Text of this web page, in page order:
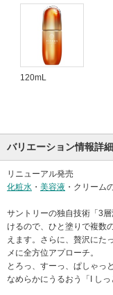
120mL
バリエーション情報詳細
リニューアル発売
化粧水 ・ 美容液 ・クリーム
サントリーの独自技術「3
けるので、ひと塗りで複数
えます。さらに、贅沢にた
メに全方位アプローチ。
とろっ、すーっ、ぱしゃっ
なめらかにうるおう「I しっ